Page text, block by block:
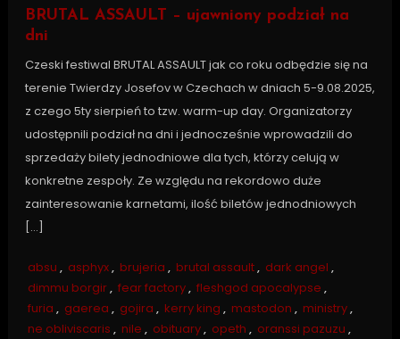
BRUTAL ASSAULT – ujawniony podział na
dni
Czeski festiwal BRUTAL ASSAULT jak co roku odbędzie się na
terenie Twierdzy Josefov w Czechach w dniach 5-9.08.2025,
z czego 5ty sierpień to tzw. warm-up day. Organizatorzy
udostępnili podział na dni i jednocześnie wprowadzili do
sprzedaży bilety jednodniowe dla tych, którzy celują w
konkretne zespoły. Ze względu na rekordowo duże
zainteresowanie karnetami, ilość biletów jednodniowych
[…]
absu , asphyx, brujeria , brutal assault, dark angel ,
dimmu borgir, fear factory, fleshgod apocalypse ,
furia , gaerea , gojira , kerry king , mastodon , ministry,
ne obliviscaris , nile , obituary, opeth , oranssi pazuzu ,